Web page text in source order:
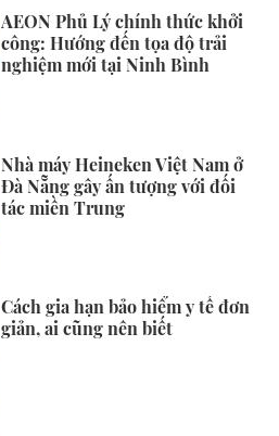
AEON Phủ Lý chính thức khởi
công: Hướng đến tọa độ trải
nghiệm mới tại Ninh Bình
Nhà máy Heineken Việt Nam ở
Đà Nẵng gây ấn tượng với đối
tác miền Trung
Cách gia hạn bảo hiểm y tế đơn
giản, ai cũng nên biết